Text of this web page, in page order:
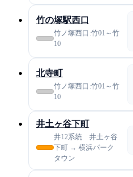
竹の塚駅西口
竹ノ塚西口:竹01～竹
10
北寺町
竹ノ塚西口:竹01～竹
10
井土ヶ谷下町
井12系統 井土ヶ谷
下町 → 横浜パーク
タウン